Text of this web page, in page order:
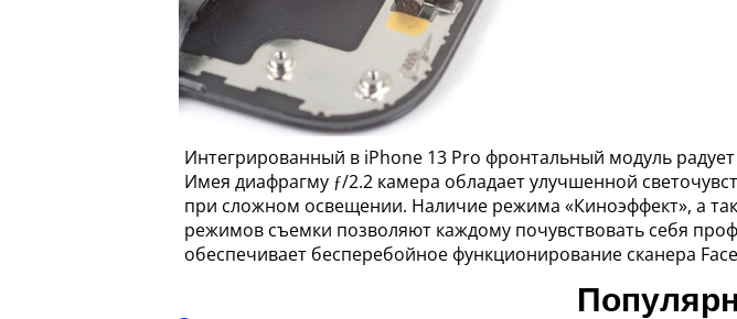
Интегрированный в iPhone 13 Pro фронтальный модуль
Имея диафрагму ƒ/2.2 камера обладает улучшенной
при сложном освещении. Наличие режима «Киноэффект», а
режимов съемки позволяют каждому почувствовать себя
обеспечивает бесперебойное функционирование сканера